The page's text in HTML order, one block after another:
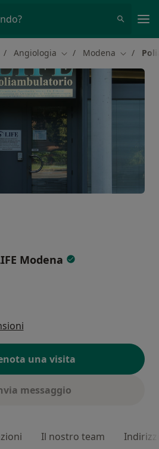
Angiologia Cambia città
Modena Cambia
Modena
una visita
messaggio
Il nostro team Indirizzi